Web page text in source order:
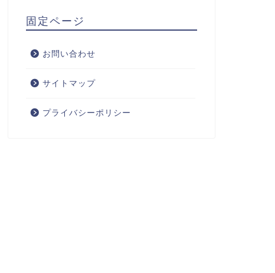
固定ページ
お問い合わせ
サイトマップ
プライバシーポリシー